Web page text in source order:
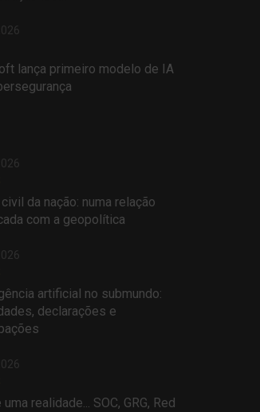
lança primeiro modelo de IA
da nação: numa relação
com a geopolítica
artificial no submundo:
declarações e
realidade... SOC, GRG, Red